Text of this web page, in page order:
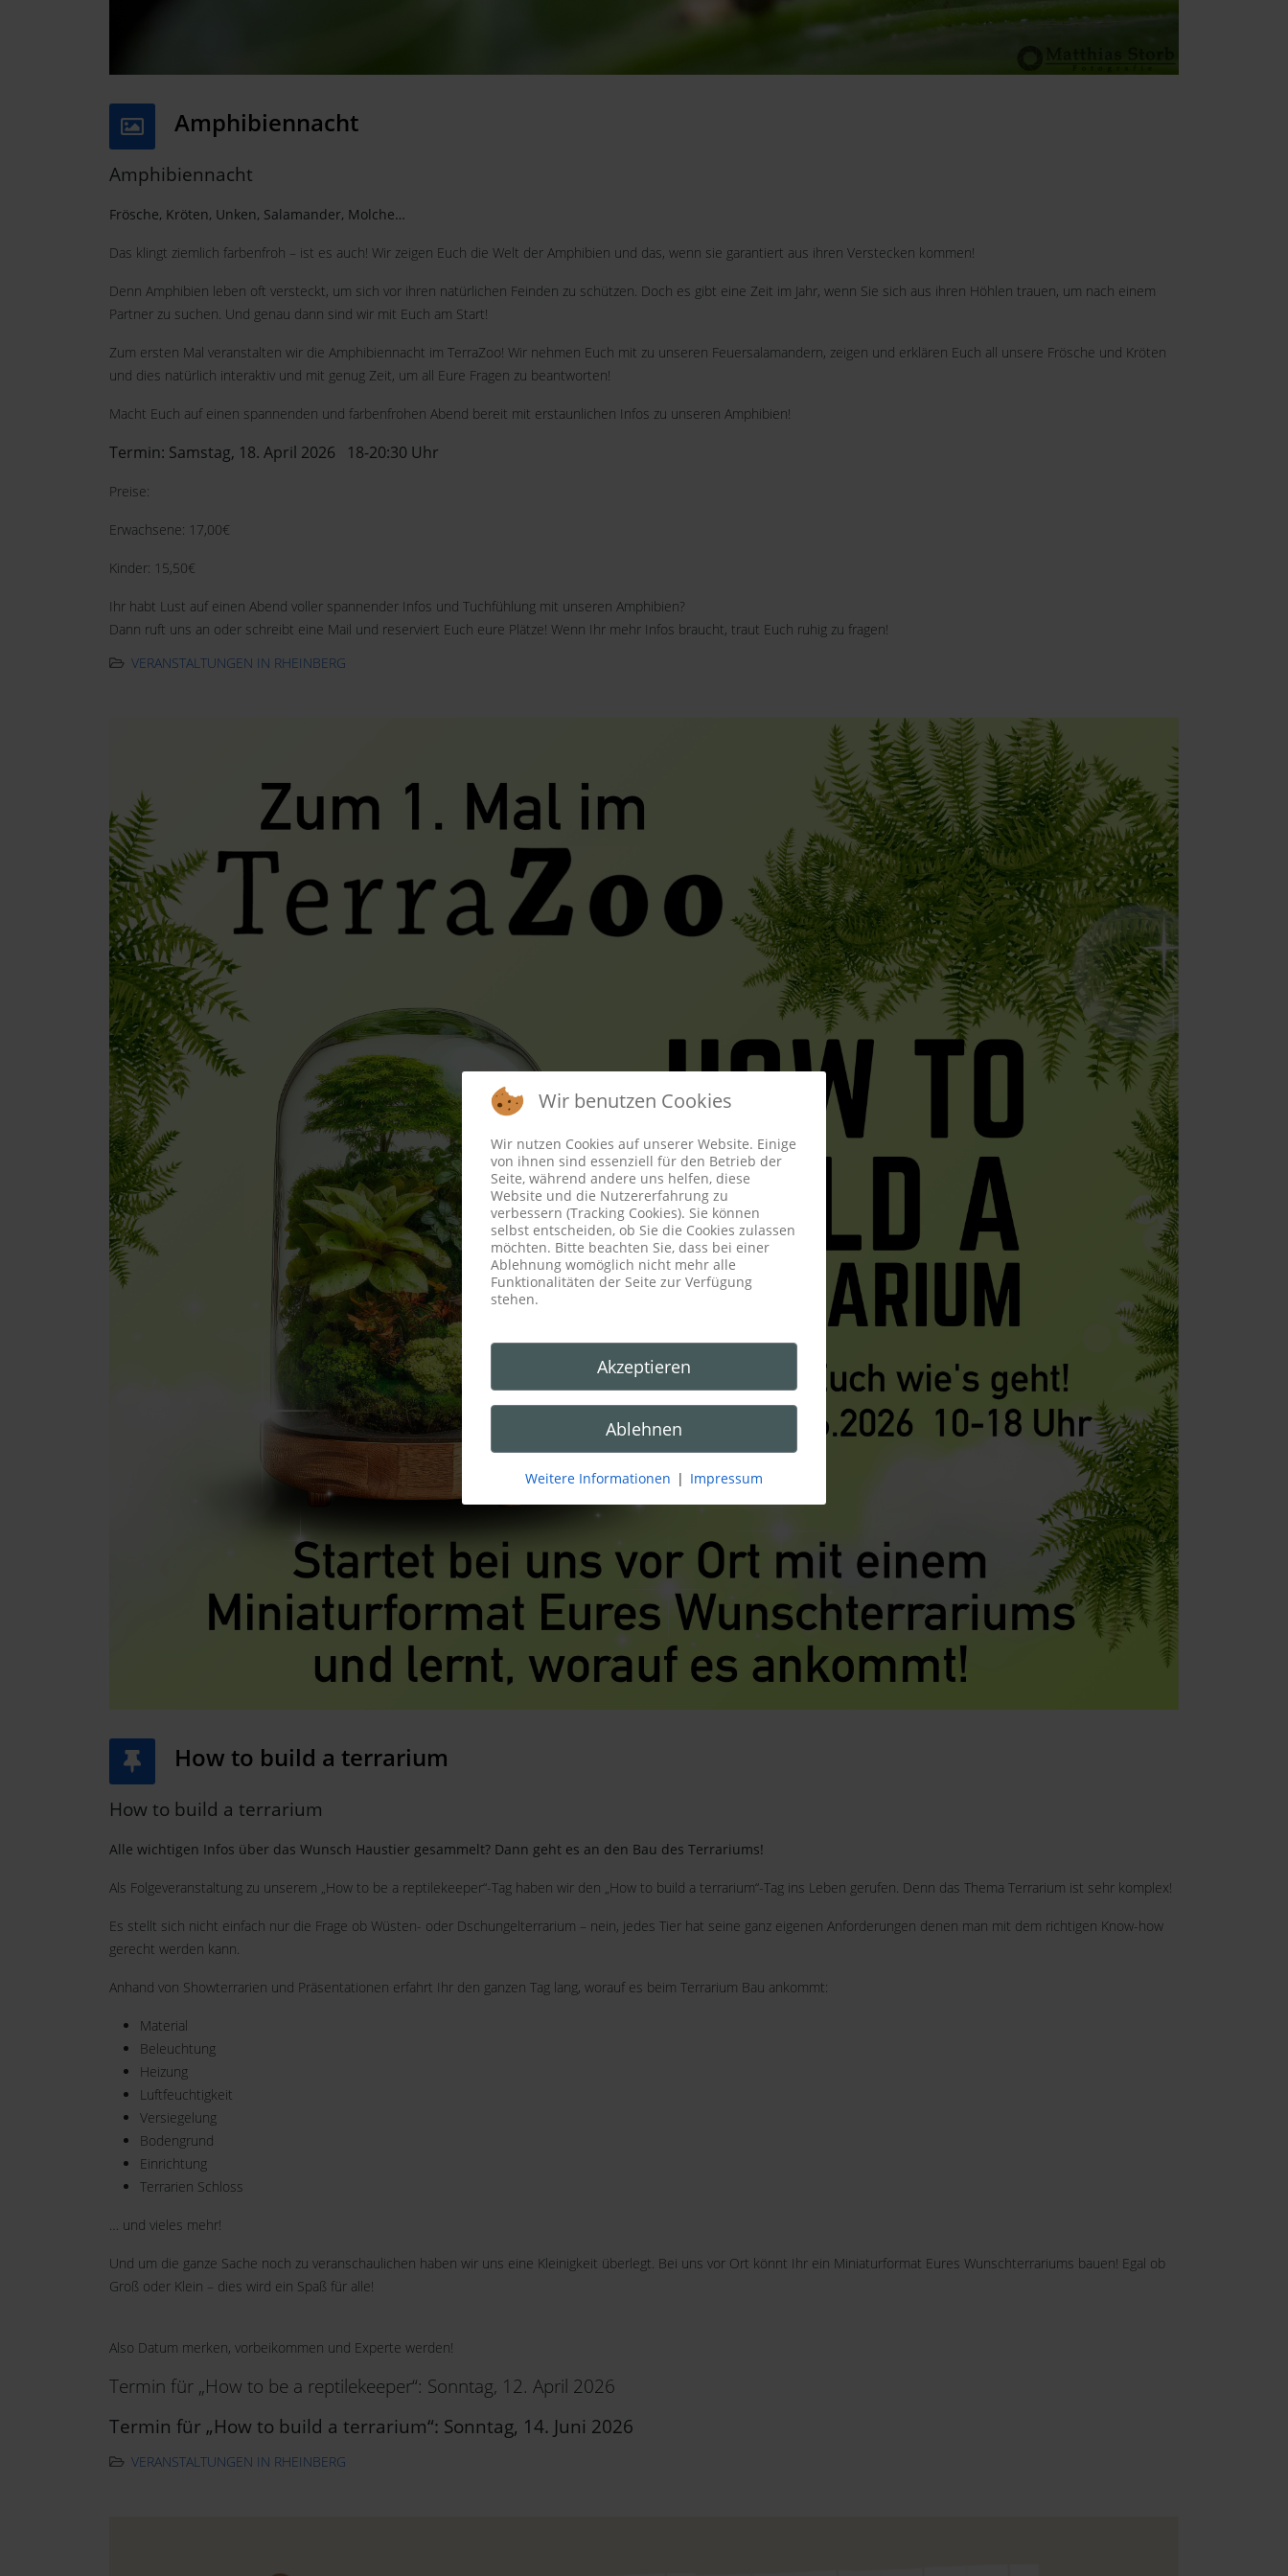
Amphibiennacht
Amphibiennacht
Frösche, Kröten, Unken, Salamander, Molche…
Das klingt ziemlich farbenfroh – ist es auch! Wir zeigen Euch die Welt der Amphibien und das, wenn sie garantiert aus ihren Verstecken kommen!
Denn Amphibien leben oft versteckt, um sich vor ihren natürlichen Feinden zu schützen. Doch es gibt eine Zeit im Jahr, wenn Sie sich aus ihren Höhlen trauen, um nach einem
Partner zu suchen. Und genau dann sind wir mit Euch am Start!
Zum ersten Mal veranstalten wir die Amphibiennacht im TerraZoo! Wir nehmen Euch mit zu unseren Feuersalamandern, zeigen und erklären Euch all unsere Frösche und Kröten
und dies natürlich interaktiv und mit genug Zeit, um all Eure Fragen zu beantworten!
Macht Euch auf einen spannenden und farbenfrohen Abend bereit mit erstaunlichen Infos zu unseren Amphibien!
Termin: Samstag, 18. April 2026 18-20:30 Uhr
Preise:
Erwachsene: 17,00€
Kinder: 15,50€
Ihr habt Lust auf einen Abend voller spannender Infos und Tuchfühlung mit unseren Amphibien?
Dann ruft uns an oder schreibt eine Mail und reserviert Euch eure Plätze! Wenn Ihr mehr Infos braucht, traut Euch ruhig zu fragen!
VERANSTALTUNGEN IN RHEINBERG
How to build a terrarium
How to build a terrarium
Alle wichtigen Infos über das Wunsch Haustier gesammelt? Dann geht es an den Bau des Terrariums!
Als Folgeveranstaltung zu unserem „How to be a reptilekeeper“-Tag haben wir den „How to build a terrarium“-Tag ins Leben gerufen. Denn das Thema Terrarium ist sehr komplex!
Es stellt sich nicht einfach nur die Frage ob Wüsten- oder Dschungelterrarium – nein, jedes Tier hat seine ganz eigenen Anforderungen denen man mit dem richtigen Know-how
gerecht werden kann.
Anhand von Showterrarien und Präsentationen erfahrt Ihr den ganzen Tag lang, worauf es beim Terrarium Bau ankommt:
Material
Beleuchtung
Heizung
Luftfeuchtigkeit
Versiegelung
Bodengrund
Einrichtung
Terrarien Schloss
… und vieles mehr!
Und um die ganze Sache noch zu veranschaulichen haben wir uns eine Kleinigkeit überlegt. Bei uns vor Ort könnt Ihr ein Miniaturformat Eures Wunschterrariums bauen! Egal ob
Groß oder Klein – dies wird ein Spaß für alle!
Also Datum merken, vorbeikommen und Experte werden!
Termin für „How to be a reptilekeeper“: Sonntag, 12. April 2026
Termin für „How to build a terrarium“: Sonntag, 14. Juni 2026
VERANSTALTUNGEN IN RHEINBERG
Wir benutzen Cookies
Wir nutzen Cookies auf unserer Website. Einige
von ihnen sind essenziell für den Betrieb der
Seite, während andere uns helfen, diese
Website und die Nutzererfahrung zu
verbessern (Tracking Cookies). Sie können
selbst entscheiden, ob Sie die Cookies zulassen
möchten. Bitte beachten Sie, dass bei einer
Ablehnung womöglich nicht mehr alle
Funktionalitäten der Seite zur Verfügung
stehen.
Akzeptieren
Ablehnen
Weitere Informationen | Impressum